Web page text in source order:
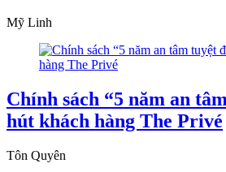
Mỹ Linh
Chính sách “5 năm an
hút khách hàng The Privé
Tôn Quyên